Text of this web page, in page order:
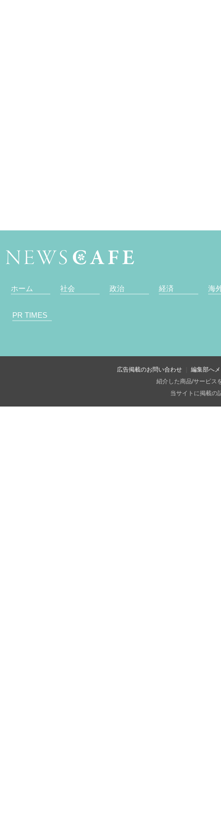
ホーム 社会 政治 経済 海
PR TIMES
広告掲載のお問い合わせ
編集部へ
紹介した商品/サービス
当サイトに掲載の